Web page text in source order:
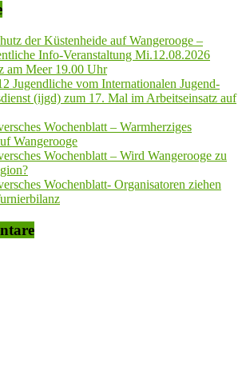
der Küstenheide auf Wangerooge –
Info-Veranstaltung Mi.12.08.2026
am Meer 19.00 Uhr
Jugendliche vom Internationalen Jugend-
(ijgd) zum 17. Mal im Arbeitseinsatz auf
Wochenblatt – Warmherziges
Wangerooge
Wochenblatt – Wird Wangerooge zu
Wochenblatt- Organisatoren ziehen